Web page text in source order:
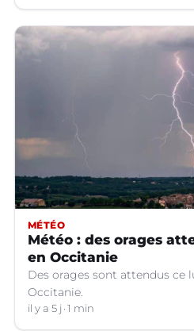
MÉTÉO
Météo : des orages
en Occitanie
Des orages sont attendus ce
Occitanie.
il y a 5 j 1 min